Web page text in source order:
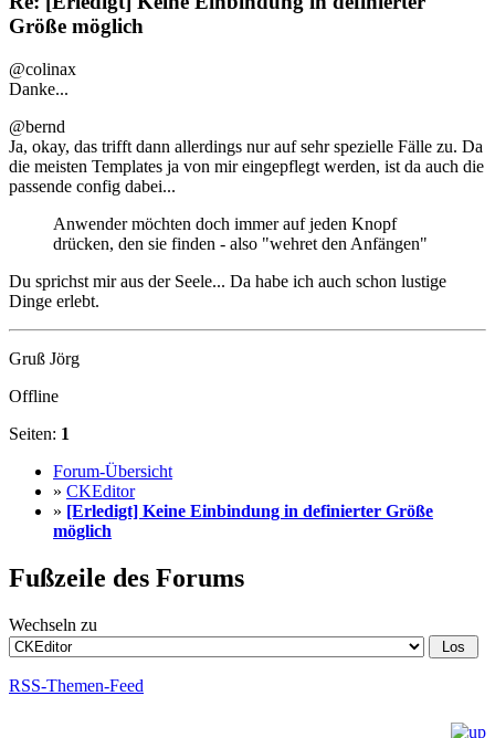
Größe möglich
@colinax
Danke...
@bernd
Ja, okay, das trifft dann allerdings nur auf sehr spezielle Fälle zu. Da
die meisten Templates ja von mir eingepflegt werden, ist da auch die
passende config dabei...
Anwender möchten doch immer auf jeden Knopf
drücken, den sie finden - also "wehret den Anfängen"
Du sprichst mir aus der Seele... Da habe ich auch schon lustige
Dinge erlebt.
Gruß Jörg
Offline
Seiten: 1
Forum-Übersicht
» CKEditor
» [Erledigt] Keine Einbindung in definierter Größe
möglich
Fußzeile des Forums
Wechseln zu
RSS-Themen-Feed